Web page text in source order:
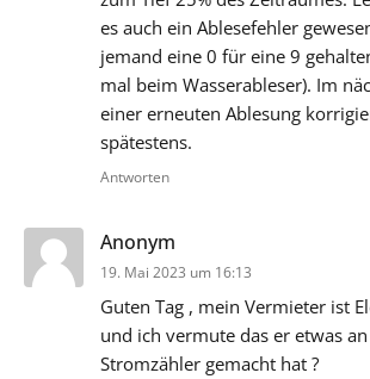
es auch ein Ablesefehler
jemand eine 0 für eine 9
mal beim Wasserableser). Im
einer erneuten Ablesung
spätestens.
Antworten
Anonym
19. Mai 2023 um 16:13
Guten Tag , mein Vermieter ist
und ich vermute das er etwas
Stromzähler gemacht hat ?